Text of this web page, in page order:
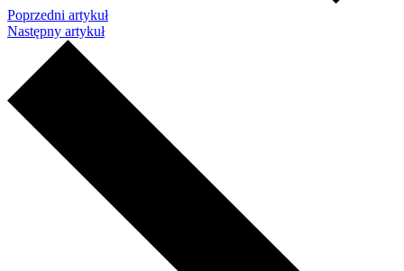
Poprzedni artykuł
Następny artykuł